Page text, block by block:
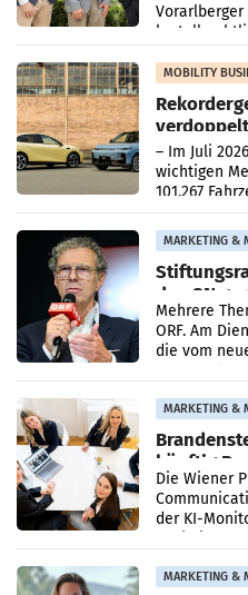
MOBILITY
– Im Juli
wichtigen
101.267
Ergebnis
verdoppelte
MARKETING &
den SN
Mehrere
ORF. Am
die vom
MARKETING &
künftig
Die Wiener
der KI-
MARKETING &